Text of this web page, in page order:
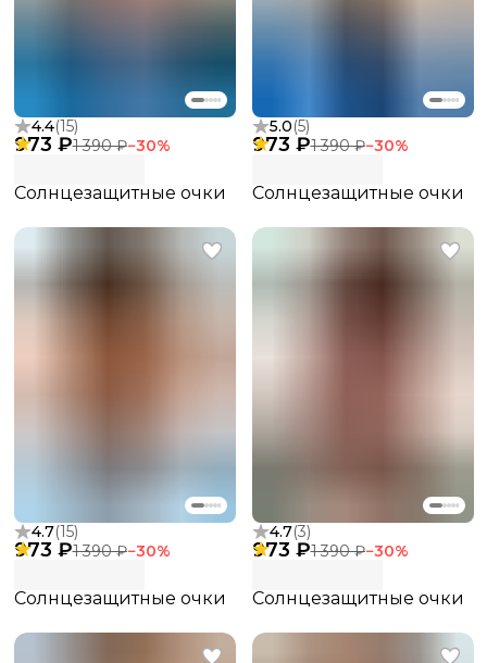
4.4(15)
973 ₽1 390 ₽−30%
Солнцезащитные очки
5.0(5)
973 ₽1 390 ₽−30%
Солнцезащитные очки
4.7(15)
973 ₽1 390 ₽−30%
Солнцезащитные очки
4.7(3)
973 ₽1 390 ₽−30%
Солнцезащитные очки